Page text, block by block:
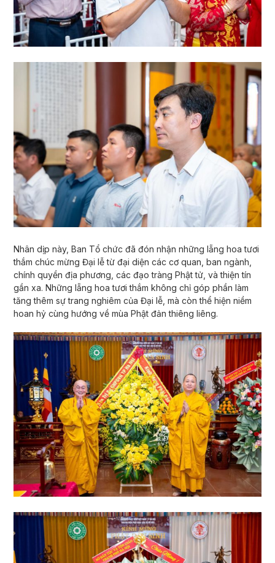
Nhân dịp này, Ban Tổ chức đã đón nhận những lẵng hoa tươi
thắm chúc mừng Đại lễ từ đại diện các cơ quan, ban ngành,
chính quyền địa phương, các đạo tràng Phật tử, và thiện tín
gần xa. Những lẵng hoa tươi thắm không chỉ góp phần làm
tăng thêm sự trang nghiêm của Đại lễ, mà còn thể hiện niềm
hoan hỷ cùng hướng về mùa Phật đản thiêng liêng.